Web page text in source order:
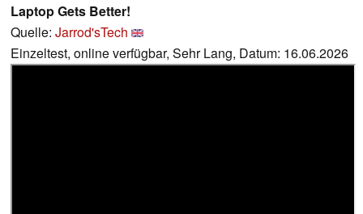
Laptop Gets Better!
Quelle: Jarrod'sTech
Einzeltest, online verfügbar, Sehr Lang, Datum: 16.06.2026